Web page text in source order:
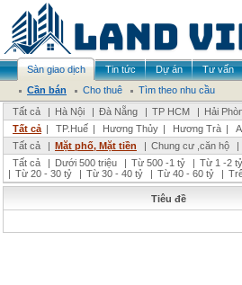
Sàn giao dịch Tin tức Dự án Tư vấn
Cần bán
Cho thuê
Tìm theo nhu cầu
Tất cả
| Hà Nội | Đà Nẵng | TP HCM | Hải
Tất cả | TP.Huế | Hương Thủy | Hương Trà |
Tất cả
| Mặt phố, Mặt tiền | Chung cư ,căn hộ |
Tất cả
| Dưới 500 triệu | Từ 500 -1 tỷ | Từ 1 -2 tỷ
| Từ 20 - 30 tỷ | Từ 30 - 40 tỷ | Từ 40 - 60 tỷ |
Tiêu đề